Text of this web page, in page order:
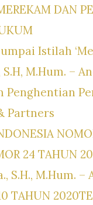
DAN
Istilah
M.Hum. –
Penghentian
Partners
24 TAHUN
M.Hum.
TAHUN